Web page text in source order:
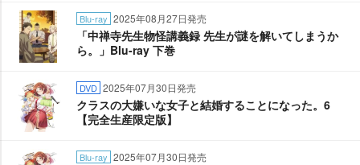
Blu-ray 2025年08月27日発売
「中禅寺先生物怪講義録 先生が謎を解いてしまうか
ら。」Blu-ray 下巻
DVD 2025年07月30日発売
クラスの大嫌いな女子と結婚することになった。6
【完全生産限定版】
Blu-ray 2025年07月30日発売